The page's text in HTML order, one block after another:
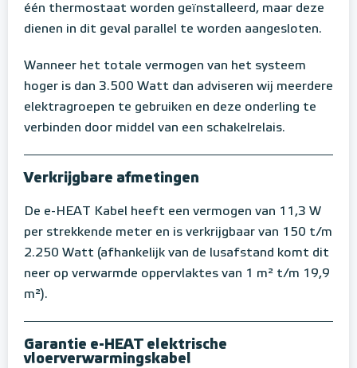
één thermostaat worden geïnstalleerd, maar deze
dienen in dit geval parallel te worden aangesloten.
Wanneer het totale vermogen van het systeem
hoger is dan 3.500 Watt dan adviseren wij meerdere
elektragroepen te gebruiken en deze onderling te
verbinden door middel van een schakelrelais.
Verkrijgbare afmetingen
De e-HEAT Kabel heeft een vermogen van 11,3 W
per strekkende meter en is verkrijgbaar van 150 t/m
2.250 Watt (afhankelijk van de lusafstand komt dit
neer op verwarmde oppervlaktes van 1 m² t/m 19,9
m²).
Garantie e-HEAT elektrische
vloerverwarmingskabel